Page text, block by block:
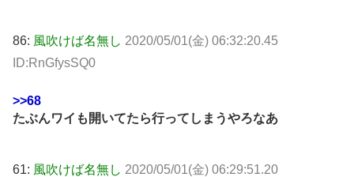
86: 風吹けば名無し 2020/05/01(金) 06:32:20.45
ID:RnGfysSQ0
>>68
たぶんワイも開いてたら行ってしまうやろなあ
61: 風吹けば名無し 2020/05/01(金) 06:29:51.20